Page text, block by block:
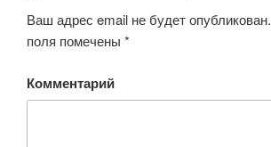
Ваш адрес email не будет опубликован.
поля помечены *
Комментарий